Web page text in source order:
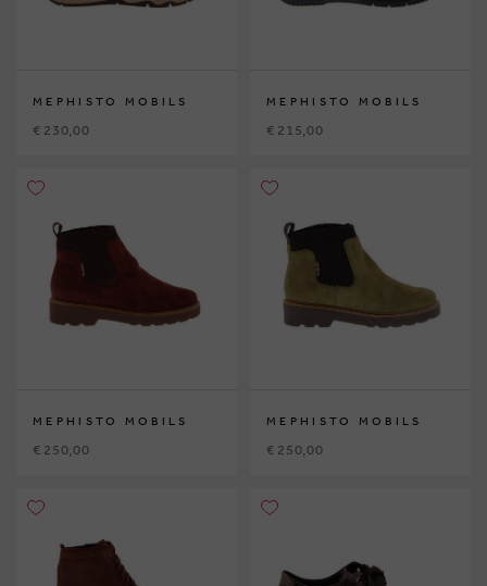
MEPHISTO MOBILS
€ 230,00
MEPHISTO MOBILS
€ 215,00
MEPHISTO MOBILS
€ 250,00
MEPHISTO MOBILS
€ 250,00